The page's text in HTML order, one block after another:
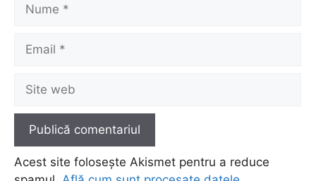
web
Acest site folosește Akismet pentru a reduce